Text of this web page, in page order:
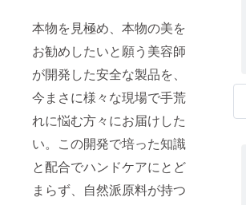
本物を見極め、本物の美を
お勧めしたいと願う美容師
が開発した安全な製品を、
今まさに様々な現場で手荒
れに悩む方々にお届けした
い。この開発で培った知識
と配合でハンドケアにとど
まらず、自然派原料が持つ